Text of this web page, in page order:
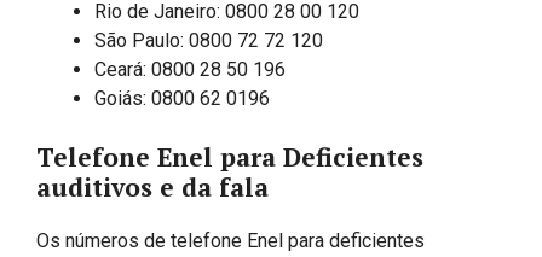
Rio de Janeiro: 0800 28 00 120
São Paulo: 0800 72 72 120​
Ceará: 0800 28 50 196
Goiás: 0800 62 0196
Telefone Enel para Deficientes
auditivos e da fala
Os números de telefone Enel para deficientes